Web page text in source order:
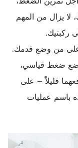
لا يزال من المهم
ركبتيك.
من وضع قدمك.
ضغط قياسي،
قليلاً – على
باسم عمليات